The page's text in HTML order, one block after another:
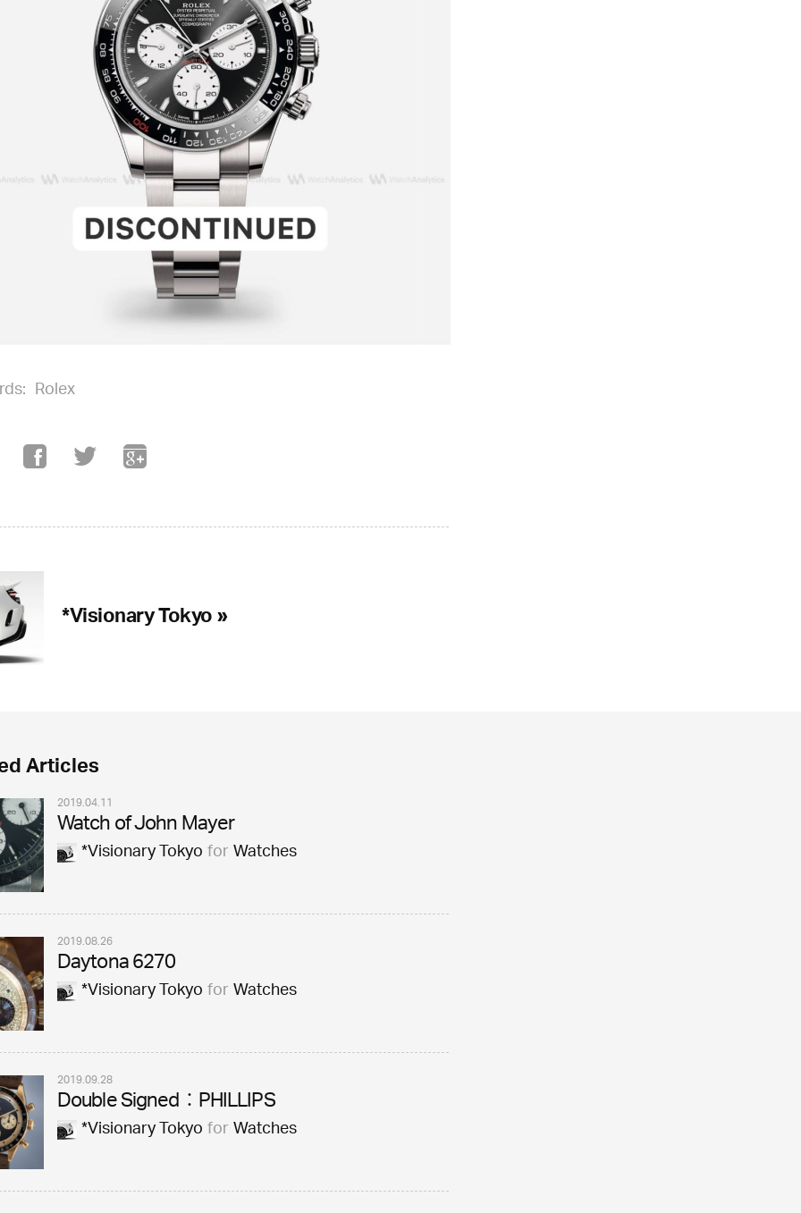
Rolex
*Visionary Tokyo »
Articles
2019.04.11
Watch of John Mayer
*Visionary TokyoforWatches
2019.08.26
Daytona 6270
*Visionary TokyoforWatches
2019.09.28
Double Signed：PHILLIPS
*Visionary TokyoforWatches